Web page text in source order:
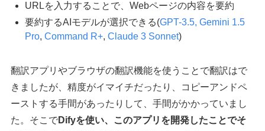
URLを入力することで、Webページの内容を要約
要約するAIモデルが選択できる(GPT-3.5, Gemini 1.5
Pro, Command R+, Claude 3 Sonnet)
翻訳アプリやブラウザの翻訳機能を使うことで翻訳はで
きましたが、精度がイマイチだったり、コピーアンドペ
ーストする手間があったりして、手間がかかっていまし
た。そこでDifyを使い、このアプリを開発したことでそ